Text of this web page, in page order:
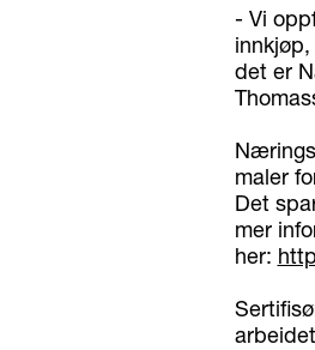
- Vi
det er
maler
Det
mer
her: